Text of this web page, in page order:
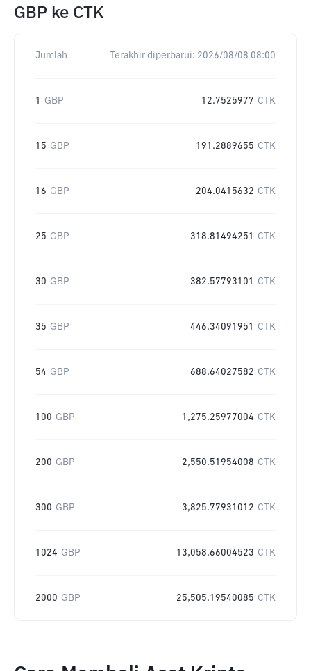
GBP ke CTK
Jumlah Terakhir diperbarui: 2026/08/08 08:00
1 GBP 12.7525977 CTK
15 GBP 191.2889655 CTK
16 GBP 204.0415632 CTK
25 GBP 318.81494251 CTK
30 GBP 382.57793101 CTK
35 GBP 446.34091951 CTK
54 GBP 688.64027582 CTK
100 GBP 1,275.25977004 CTK
200 GBP 2,550.51954008 CTK
300 GBP 3,825.77931012 CTK
1024 GBP 13,058.66004523 CTK
2000 GBP 25,505.19540085 CTK